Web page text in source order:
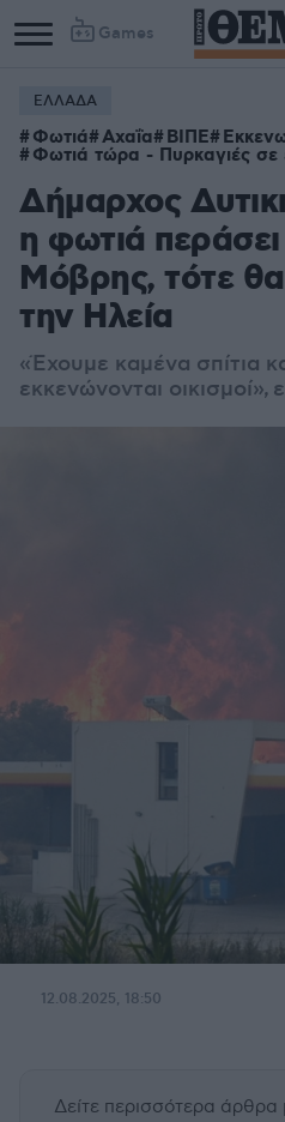
Games
ΕΛΛΑΔΑ
Φωτιά Αχαΐα ΒΙΠΕ
Φωτιά τώρα - Πυρκαγιές σε
Δήμαρχος
η φωτιά
Μόβρης, τότε
την Ηλεία
«Έχουμε καμένα σπίτια κ
εκκενώνονται οικισμοί»,
12.08.2025, 18:50
Δείτε περισσότερα άρθρα